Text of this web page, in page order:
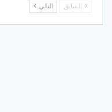
السابق التالي